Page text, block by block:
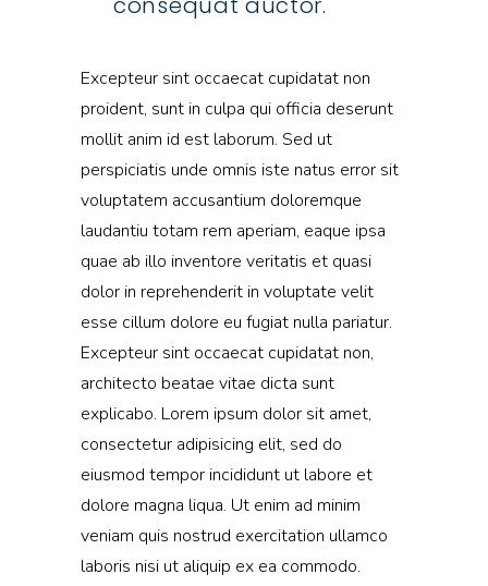
Excepteur sint occaecat cupidatat non
proident, sunt in culpa qui officia deserunt
mollit anim id est laborum. Sed ut
perspiciatis unde omnis iste natus error sit
voluptatem accusantium doloremque
laudantiu totam rem aperiam, eaque ipsa
quae ab illo inventore veritatis et quasi
dolor in reprehenderit in voluptate velit
esse cillum dolore eu fugiat nulla pariatur.
Excepteur sint occaecat cupidatat non,
architecto beatae vitae dicta sunt
explicabo. Lorem ipsum dolor sit amet,
consectetur adipisicing elit, sed do
eiusmod tempor incididunt ut labore et
dolore magna liqua. Ut enim ad minim
veniam quis nostrud exercitation ullamco
laboris nisi ut aliquip ex ea commodo.